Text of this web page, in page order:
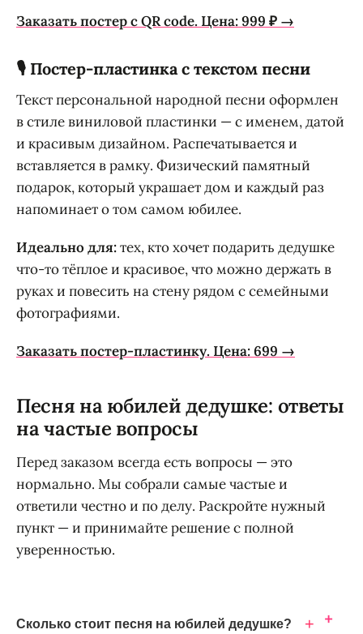
Заказать постер с QR code. Цена: 999 ₽ →
🎙️ Постер-пластинка с текстом песни
Текст персональной народной песни оформлен
в стиле виниловой пластинки — с именем, датой
и красивым дизайном. Распечатывается и
вставляется в рамку. Физический памятный
подарок, который украшает дом и каждый раз
напоминает о том самом юбилее.
Идеально для:тех, кто хочет подарить дедушке
что-то тёплое и красивое, что можно держать в
руках и повесить на стену рядом с семейными
фотографиями.
Заказать постер-пластинку. Цена: 699 →
Песня на юбилей дедушке: ответы
на частые вопросы
Перед заказом всегда есть вопросы — это
нормально. Мы собрали самые частые и
ответили честно и по делу. Раскройте нужный
пункт — и принимайте решение с полной
уверенностью.
Сколько стоит песня на юбилей дедушке? +